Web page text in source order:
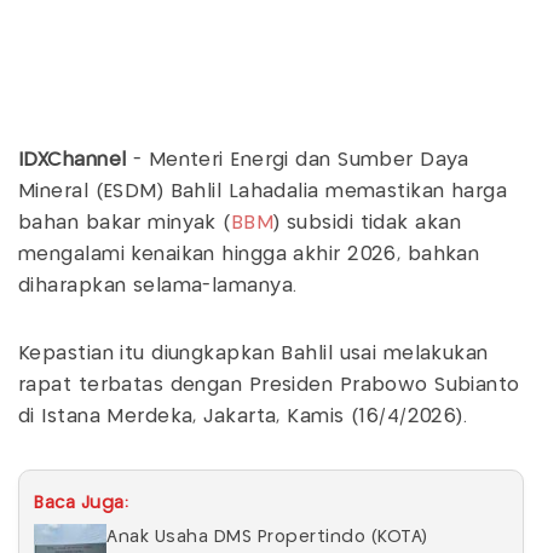
IDXChannel
- Menteri Energi dan Sumber Daya
Mineral (ESDM) Bahlil Lahadalia memastikan harga
bahan bakar minyak ( BBM) subsidi tidak akan
mengalami kenaikan hingga akhir 2026, bahkan
diharapkan selama-lamanya.
Kepastian itu diungkapkan Bahlil usai melakukan
rapat terbatas dengan Presiden Prabowo Subianto
di Istana Merdeka, Jakarta, Kamis (16/4/2026).
Baca Juga:
Anak Usaha DMS Propertindo (KOTA)